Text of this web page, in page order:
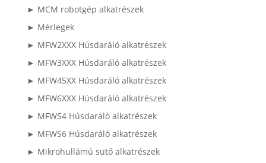
► MCM robotgép alkatrészek
► Mérlegek
► MFW2XXX Húsdaráló alkatrészek
► MFW3XXX Húsdaráló alkatrészek
► MFW45XX Húsdaráló alkatrészek
► MFW6XXX Húsdaráló alkatrészek
► MFWS4 Húsdaráló alkatrészek
► MFWS6 Húsdaráló alkatrészek
► Mikrohullámú sütő alkatrészek